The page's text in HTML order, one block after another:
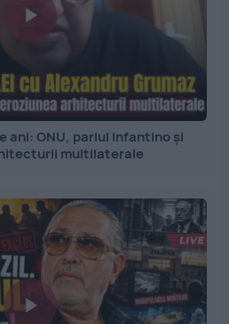
ani: ONU, pariul Infantino și
multilaterale